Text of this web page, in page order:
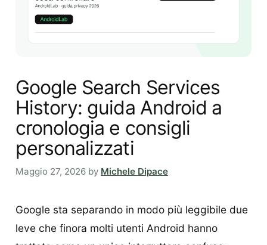
Google Search Services
History: guida Android a
cronologia e consigli
personalizzati
Maggio 27, 2026 by Michele Dipace
Google sta separando in modo più leggibile due
leve che finora molti utenti Android hanno